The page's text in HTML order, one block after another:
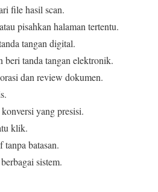
file hasil scan.
pisahkan halaman tertentu.
tangan digital.
tanda tangan elektronik.
dan review dokumen.
yang presisi.
klik.
batasan.
sistem.